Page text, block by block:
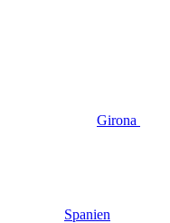
Girona
Spanien